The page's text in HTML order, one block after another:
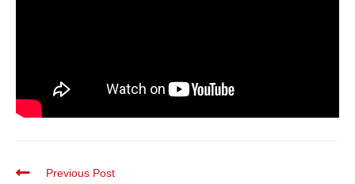
Previous Post